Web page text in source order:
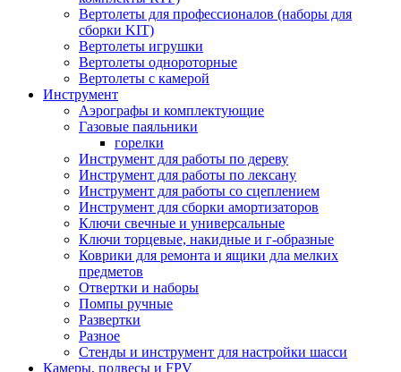
Вертолеты для профессионалов (наборы для
сборки KIT)
Вертолеты игрушки
Вертолеты однороторные
Вертолеты с камерой
Инструмент
Аэрографы и комплектующие
Газовые паяльники
горелки
Инструмент для работы по дереву
Инструмент для работы по лексану
Инструмент для работы со сцеплением
Инструмент для сборки амортизаторов
Ключи свечные и универсальные
Ключи торцевые, накидные и г-образные
Коврики для ремонта и ящики дла мелких
предметов
Отвертки и наборы
Помпы ручные
Развертки
Разное
Стенды и инструмент для настройки шасси
Камеры, подвесы и FPV